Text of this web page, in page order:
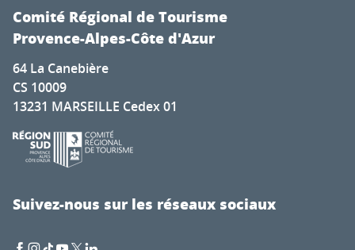
Marché aux Puces
Démonstration de distillation de lavandes
Course de l'Avenir
Atelier pour adulte "Alphabet féerique"
Quai des Artistes
Exposition : Walter Arlaud - Peintures | Art et vin
Marché à Caille
Exposition art et vin au château Mauvanne
Election Miss Ayguade
Animations sportives estivales à Grimaud
Comité Régional de Tourisme
Provence-Alpes-Côte d'Azur
64 La Canebière
CS 10009
13231 MARSEILLE Cedex 01
Suivez-nous sur les réseaux sociaux